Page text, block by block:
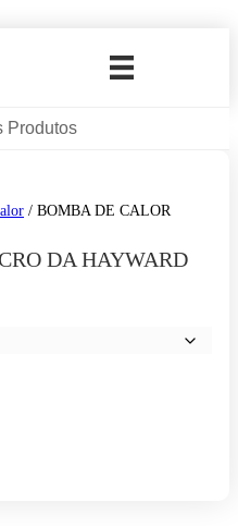
Produtos
/ BOMBA DE CALOR
DA HAYWARD